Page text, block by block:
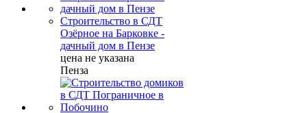
Строительство в СДТ
Озёрное на Барковке -
дачный дом в Пензе
цена не указана
Пенза